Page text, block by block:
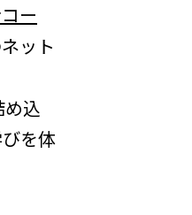
ー
ット
込
を体